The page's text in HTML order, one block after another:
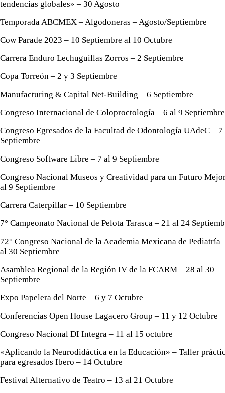
tendencias globales» – 30 Agosto
Temporada ABCMEX – Algodoneras – Agosto/Septiembre
Cow Parade 2023 – 10 Septiembre al 10 Octubre
Carrera Enduro Lechuguillas Zorros – 2 Septiembre
Copa Torreón – 2 y 3 Septiembre
Manufacturing & Capital Net-Building – 6 Septiembre
Congreso Internacional de Coloproctología – 6 al 9 Septiembre
Congreso Egresados de la Facultad de Odontología UAdeC – 7
Septiembre
Congreso Software Libre – 7 al 9 Septiembre
Congreso Nacional Museos y Creatividad para un Futuro
al 9 Septiembre
Carrera Caterpillar – 10 Septiembre
7° Campeonato Nacional de Pelota Tarasca – 21 al 24
72° Congreso Nacional de la Academia Mexicana de Pediatría
al 30 Septiembre
Asamblea Regional de la Región IV de la FCARM – 28 al 30
Septiembre
Expo Papelera del Norte – 6 y 7 Octubre
Conferencias Open House Lagacero Group – 11 y 12 Octubre
Congreso Nacional DI Integra – 11 al 15 octubre
«Aplicando la Neurodidáctica en la Educación» – Taller
para egresados Ibero – 14 Octubre
Festival Alternativo de Teatro – 13 al 21 Octubre